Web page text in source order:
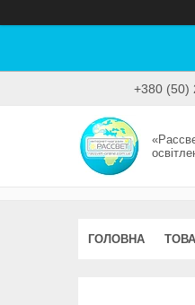
+380 (50)
ГОЛОВНА